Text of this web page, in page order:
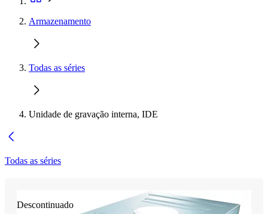
Armazenamento
Todas as séries
Unidade de gravação interna, IDE
Todas as séries
Descontinuado